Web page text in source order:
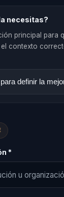
necesitas?
principal para
contexto
*